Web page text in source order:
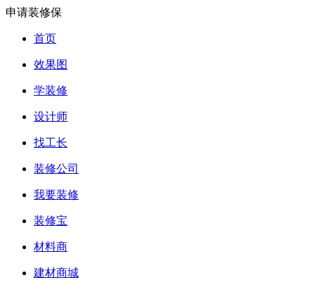
申请装修保
首页
效果图
学装修
设计师
找工长
装修公司
我要装修
装修宝
材料商
建材商城